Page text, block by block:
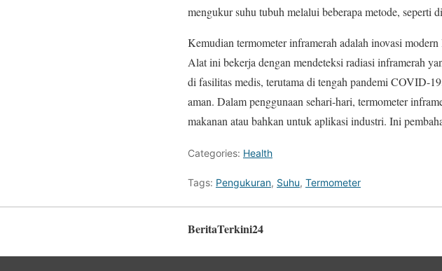
mengukur suhu tubuh melalui beberapa metode, seperti
Kemudian termometer inframerah adalah inovasi
Alat ini bekerja dengan mendeteksi radiasi inframerah
di fasilitas medis, terutama di tengah pandemi COVID-
aman. Dalam penggunaan sehari-hari, termometer
makanan atau bahkan untuk aplikasi industri. Ini
Categories: Health
Tags: Pengukuran, Suhu, Termometer
BeritaTerkini24